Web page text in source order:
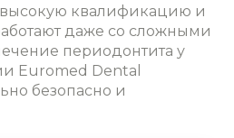
квалификацию и
даже со сложными
периодонтита у
Euromed Dental
безопасно и